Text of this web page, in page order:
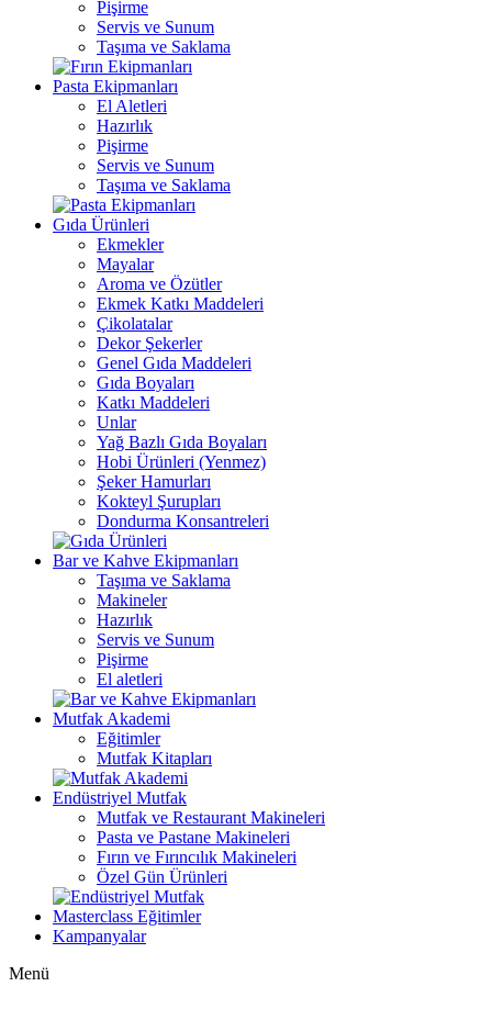
Pişirme
Servis ve Sunum
Taşıma ve Saklama
Pasta Ekipmanları
El Aletleri
Hazırlık
Pişirme
Servis ve Sunum
Taşıma ve Saklama
Gıda Ürünleri
Ekmekler
Mayalar
Aroma ve Özütler
Ekmek Katkı Maddeleri
Çikolatalar
Dekor Şekerler
Genel Gıda Maddeleri
Gıda Boyaları
Katkı Maddeleri
Unlar
Yağ Bazlı Gıda Boyaları
Hobi Ürünleri (Yenmez)
Şeker Hamurları
Kokteyl Şurupları
Dondurma Konsantreleri
Bar ve Kahve Ekipmanları
Taşıma ve Saklama
Makineler
Hazırlık
Servis ve Sunum
Pişirme
El aletleri
Mutfak Akademi
Eğitimler
Mutfak Kitapları
Endüstriyel Mutfak
Mutfak ve Restaurant Makineleri
Pasta ve Pastane Makineleri
Fırın ve Fırıncılık Makineleri
Özel Gün Ürünleri
Masterclass Eğitimler
Kampanyalar
Menü